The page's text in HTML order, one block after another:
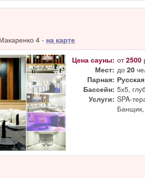
4 - на карте
Цена сауны: от2500
Мест: до20
Парная:
Бассейн: 5х5,
Услуги: SPA-